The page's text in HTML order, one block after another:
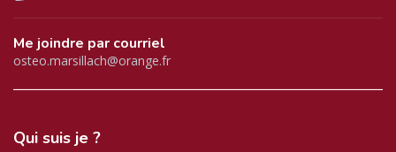
Me joindre par courriel
osteo.marsillach@orange.fr
Qui suis je ?